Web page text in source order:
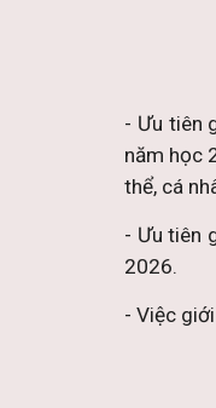
- Ưu tiên
năm học
thể, cá
- Ưu tiên
2026.
- Việc